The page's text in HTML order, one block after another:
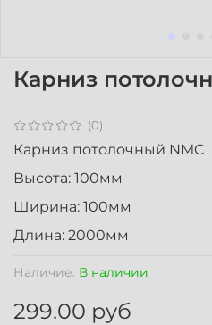
(0)
Наличие: В наличии
Карниз
299.00 руб
Карниз потолочный NMC
Высота: 100мм
Ширина: 100мм
Длина: 2000мм